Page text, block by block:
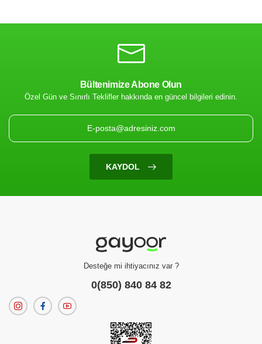
Filtrenize Uygun
Ürün Bulunamadı
Bültenimize Abone Olun
Özel Gün ve Sınırlı Teklifler hakkında en güncel bilgileri edinin.
KAYDOL
Desteğe mi ihtiyacınız var ?
0(850) 840 84 82